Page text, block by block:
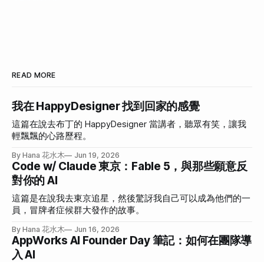
READ MORE
我在 HappyDesigner 找到回家的感覺
這篇在說去布丁的 HappyDesigner 當講者，聽眾有笑，讓我
輕飄飄的心路歷程。
By Hana 花水木 Jun 19, 2026
Code w/ Claude 東京：Fable 5，與那些願意反
對你的 AI
這篇是在說我去東京追星，然後驚訝我自己可以成為他們的一
員，冒牌者症候群大發作的故事。
By Hana 花水木 Jun 16, 2026
AppWorks AI Founder Day 筆記：如何在團隊導
入 AI